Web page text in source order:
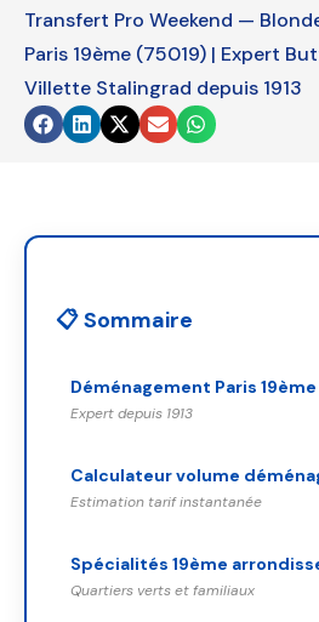
Transfert Pro Weekend —
Paris 19ème (75019) | Expert
Villette Stalingrad depuis 1913
📋 Sommaire
Déménagement Paris 19ème
Expert depuis 1913
Calculateur volume
Estimation tarif instantanée
Spécialités 19ème
Quartiers verts et familiaux